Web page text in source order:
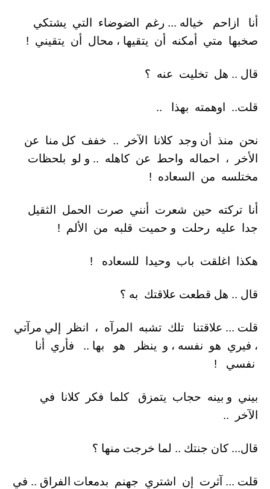
أنا ازاحم خياله ... رغم الضوضاء التي يشتكي
صخبها متي أمكنه أن يتقيها ، محال أن يتقيني !
قال .. هل تخليت عنه ؟
قلت.. اوهمته بهذا ..
نحن منذ أن وجد كلانا الآخر .. خفف كل منا عن
الأخر ، احماله واحط عن كاهله .. و لو بلحظات
مختلسه من السعاده !
أنا تركته حين شعرت أنني صرت الحمل الثقيل
جدا عليه رحلت و حميت قلبه من الألم !
هكذا اغلقت باب وحيدا للسعاده !
قال .. هل قطعت علاقتك به ؟
قلت ... علاقتنا تلك تشبه المرآه ، انظر إلي مرآتي
، فيري هو نفسه ، و ينظر هو بها .. فأري أنا
نفسي !
بيني و بينه حجاب يتمزق كلما فكر كلانا في
الآخر ..
قال... كان جنتك .. لما خرجت منها ؟
قلت ... آثرت إن اشتري جهنم بدمعات الفراق .. في